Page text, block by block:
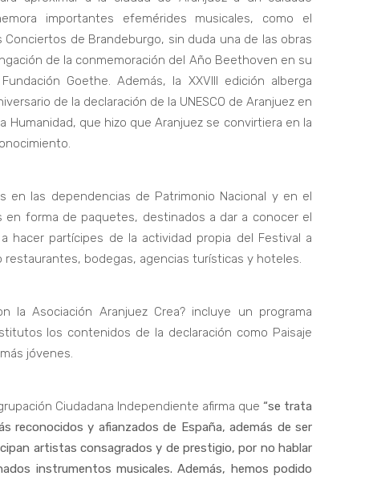
importantes efemérides musicales, como el
de Brandeburgo, sin duda una de las obras
de la conmemoración del Año Beethoven en su
Goethe. Además, la XXVIII edición alberga
de la declaración de la UNESCO de Aranjuez en
Humanidad, que hizo que Aranjuez se convirtiera en la
en las dependencias de Patrimonio Nacional y en el
en forma de paquetes, destinados a dar a conocer el
hacer partícipes de la actividad propia del Festival a
bodegas, agencias turísticas y hoteles.
Asociación Aranjuez Crea? incluye un programa
los contenidos de la declaración como Paisaje
jóvenes.
Ciudadana Independiente afirma que “se trata
reconocidos y afianzados de España, además de ser
artistas consagrados y de prestigio, por no hablar
instrumentos musicales. Además, hemos podido